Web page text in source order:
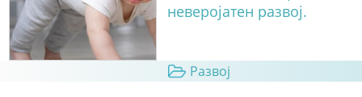
неверојатен развој.
Развој